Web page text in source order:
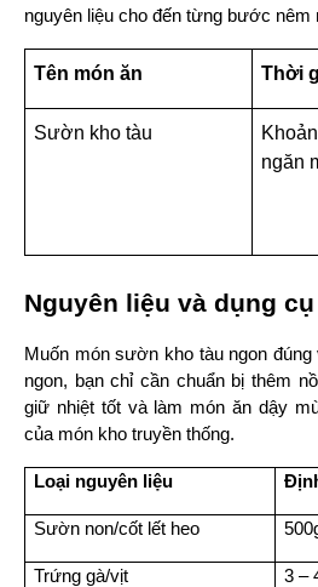
nguyên liệu cho đến từng bước nêm
Tên món ăn Thời
Sườn kho tàu
ngăn
Nguyên liệu và dụng
Muốn món sườn kho tàu ngon
ngon, bạn chỉ cần chuẩn bị thêm
giữ nhiệt tốt và làm món ăn dậy
của món kho truyền thống.
Loại nguyên liệu
Sườn non/cốt lết heo
Trứng gà/vịt 3 –